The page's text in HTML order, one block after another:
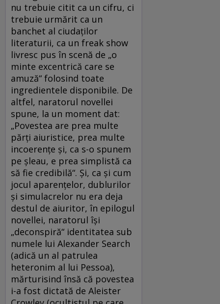
nu trebuie citit ca un cifru, ci
trebuie urmărit ca un
banchet al ciudaţilor
literaturii, ca un freak show
livresc pus în scenă de „o
minte excentrică care se
amuză“ folosind toate
ingredientele disponibile. De
altfel, naratorul novellei
spune, la un moment dat:
„Povestea are prea multe
părţi aiuristice, prea multe
incoerenţe şi, ca s-o spunem
pe şleau, e prea simplistă ca
să fie credibilă“. Şi, ca şi cum
jocul aparenţelor, dublurilor
şi simulacrelor nu era deja
destul de aiuritor, în epilogul
novellei, naratorul îşi
„deconspiră“ identitatea sub
numele lui Alexander Search
(adică un al patrulea
heteronim al lui Pessoa),
mărturisind însă că povestea
i-a fost dictată de Aleister